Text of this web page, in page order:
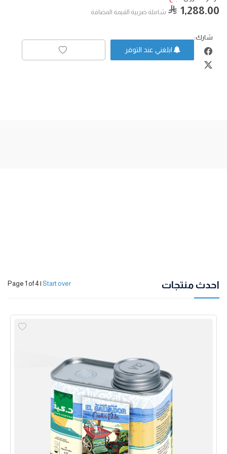
1,288.00 شاملة ضربية القيمة المضافة
شارك:
احدث منتجات Page 1 of 4 | Start over